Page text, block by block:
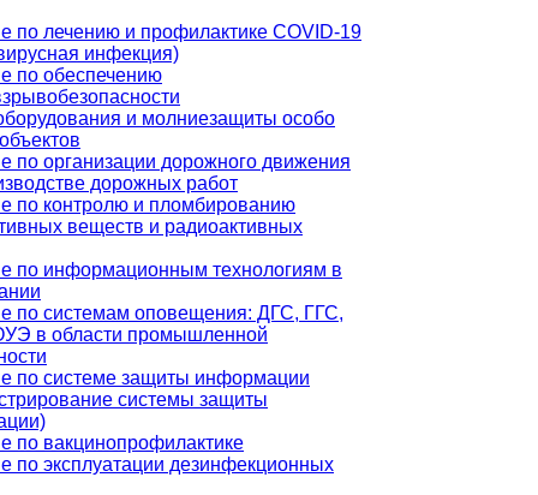
по лечению и профилактике COVID-19
инфекция)
по обеспечению
и молниезащиты особо
по организации дорожного движения
дорожных работ
по контролю и пломбированию
веществ и радиоактивных
по информационным технологиям в
по системам оповещения: ДГС, ГГС,
в области промышленной
по системе защиты информации
системы защиты
по вакцинопрофилактике
по эксплуатации дезинфекционных